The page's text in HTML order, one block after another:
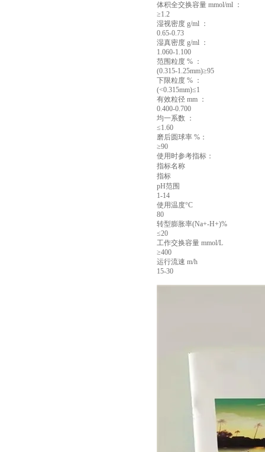
体积全交换容量 mmol/ml ：
≥1.2
湿视密度 g/ml ：
0.65-0.73
湿真密度 g/ml ：
1.060-1.100
范围粒度 % ：
(0.315-1.25mm)≥95
下限粒度 % ：
(<0.315mm)≤1
有效粒径 mm ：
0.400-0.700
均一系数 ：
≤1.60
磨后圆球率 %：
≥90
使用时参考指标：
指标名称
指标
pH范围
1-14
使用温度°C
80
转型膨胀率(Na+-H+)%
≤20
工作交换容量 mmol/L
≥400
运行流速 m/h
15-30